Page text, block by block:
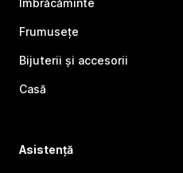
Îmbrăcăminte
Frumusețe
Bijuterii și accesorii
Casă
Asistență